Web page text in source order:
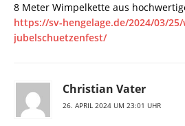
8 Meter Wimpelkette aus
https://sv-hengelage.de/2024/03/
jubelschuetzenfest/
Christian Vater
26. APRIL 2024 UM 23:01 UHR